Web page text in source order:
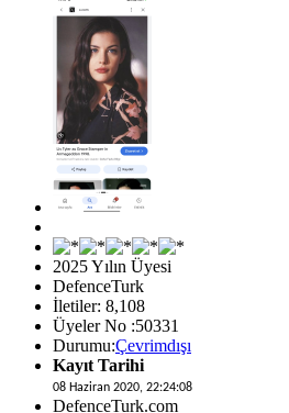
2025 Yılın Üyesi
DefenceTurk
İletiler: 8,108
Üyeler No :50331
Durumu:Çevrimdışı
Kayıt Tarihi
08 Haziran 2020, 22:24:08
DefenceTurk.com